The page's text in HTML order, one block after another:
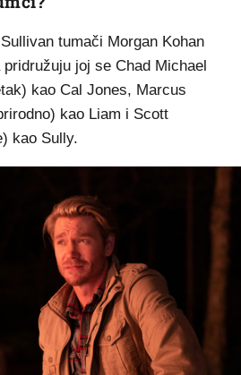
tumači Morgan Kohan
joj se Chad Michael
kao Cal Jones, Marcus
kao Liam i Scott
kao Sully.